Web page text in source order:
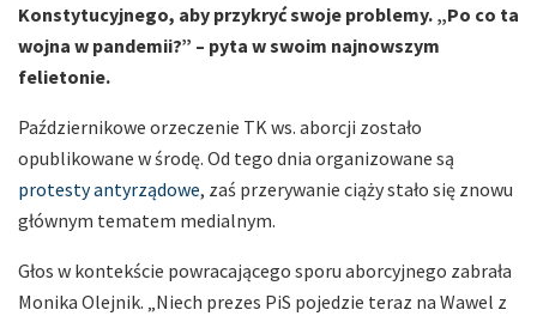
Konstytucyjnego, aby przykryć swoje problemy. „Po co ta
wojna w pandemii?” – pyta w swoim najnowszym
felietonie.
Październikowe orzeczenie TK ws. aborcji zostało
opublikowane w środę. Od tego dnia organizowane są
protesty antyrządowe, zaś przerywanie ciąży stało się znowu
głównym tematem medialnym.
Głos w kontekście powracającego sporu aborcyjnego zabrała
Monika Olejnik. „Niech prezes PiS pojedzie teraz na Wawel z